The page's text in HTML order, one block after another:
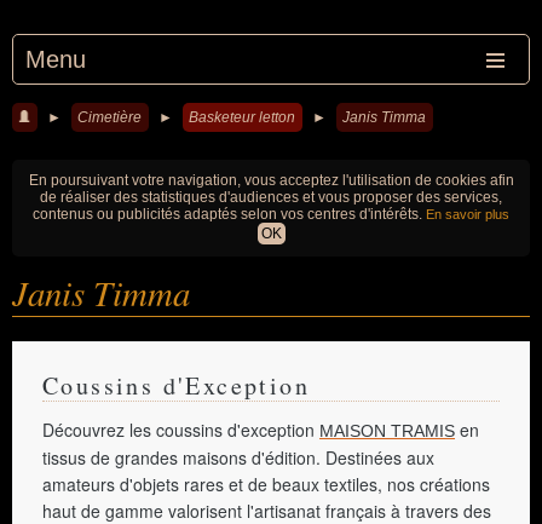
Menu
► Cimetière ► Basketeur letton ► Janis Timma
En poursuivant votre navigation, vous acceptez l'utilisation de cookies afin
de réaliser des statistiques d'audiences et vous proposer des services,
contenus ou publicités adaptés selon vos centres d'intérêts. En savoir plus
OK
Janis Timma
Coussins d'Exception
Découvrez les coussins d'exception MAISON TRAMIS en
tissus de grandes maisons d'édition. Destinées aux
amateurs d'objets rares et de beaux textiles, nos créations
haut de gamme valorisent l'artisanat français à travers des